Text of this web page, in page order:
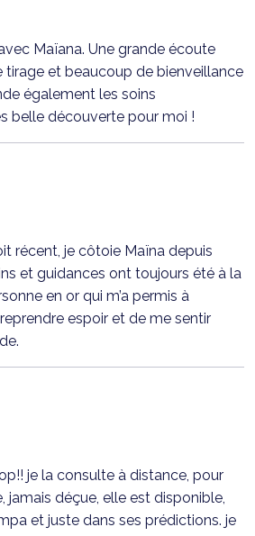
Maïana. Une grande écoute
tirage et beaucoup de bienveillance
également les soins
belle découverte pour moi !
récent, je côtoie Maïna depuis
et guidances ont toujours été à la
en or qui m’a permis à
espoir et de me sentir
je la consulte à distance, pour
jamais déçue, elle est disponible,
et juste dans ses prédictions. je